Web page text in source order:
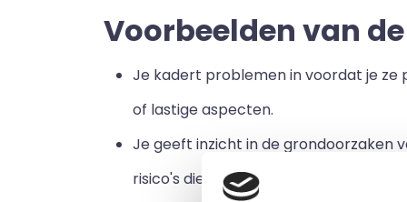
Voorbeelden van
Je kadert problemen in voordat je
of lastige aspecten.
Je geeft inzicht in de grondoorzaken
risico's die aan elk zijn verbonden.